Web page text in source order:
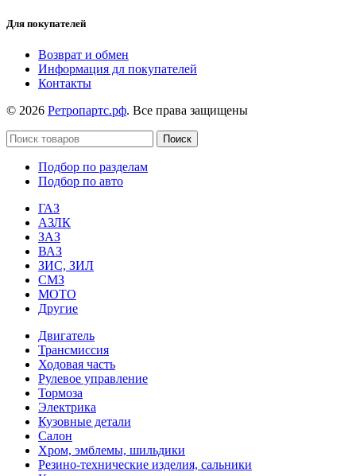
Для покупателей
Возврат и обмен
Информация дл покупателей
Контакты
© 2026 Ретропартс.рф. Все права защищены
Поиск
Подбор по разделам
Подбор по авто
ГАЗ
АЗЛК
ЗАЗ
ВАЗ
ЗИС, ЗИЛ
СМЗ
МОТО
Другие
Двигатель
Трансмиссия
Ходовая часть
Рулевое управление
Тормоза
Электрика
Кузовные детали
Салон
Хром, эмблемы, шильдики
Резино-технические изделия, сальники